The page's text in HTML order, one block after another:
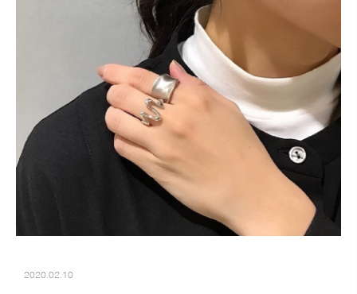
2020.02.10